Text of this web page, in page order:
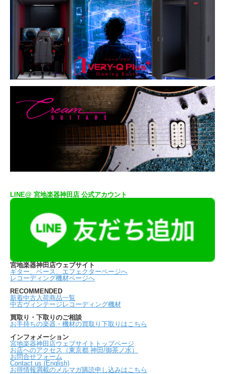
LINE@ 宮地楽器神田店 公式アカウント
宮地楽器神田店ウェブサイト
ギター、ベース、エフェクターページへ
レコーディング機材ページへ
RECOMMENDED
新着中古入荷商品一覧
中古ヴィンテージレコーディング機材
買取り・下取りのご相談
お手持ちの楽器・機材の買取り下取りはこちら
インフォメーション
宮地楽器神田店ウェブサイトトップページ
お店へのアクセス（東京都 神田/御茶ノ水）
お問合せフォーム
Contact us (English)
お得情報満載のメルマガ購読申し込みはこちら